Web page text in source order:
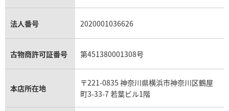
銀・シルバー買取
パラジウム買取
キャッツアイ買取
アクアマリン買取
ヴァシュロン・コンスタンタン買取
オメガ買取
カルティエ買取
フランク ミュラー買取
リシャール・ミル買取
セリーヌ買取
プラダ買取
ダミアーニ買取
モーブッサン買取
法人番号 2020001036626
古物商許可証番号 第451380001308号
本店所在地
〒221-0835 神奈川県横浜市神奈川区鶴屋
町3-33-7 若葉ビル1階